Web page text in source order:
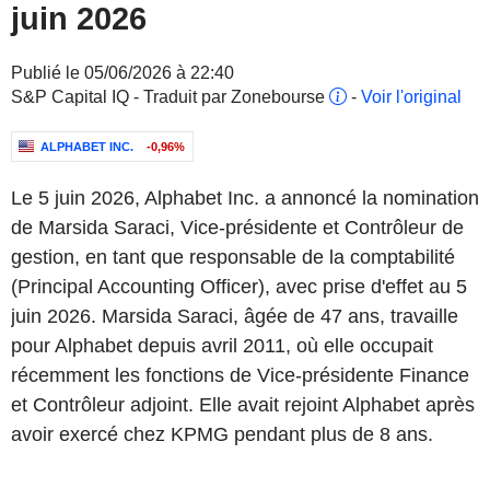
juin 2026
Publié le 05/06/2026 à 22:40
S&P Capital IQ - Traduit par Zonebourse
- Voir l'original
ALPHABET INC. -0,96%
Le 5 juin 2026, Alphabet Inc. a annoncé la nomination
de Marsida Saraci, Vice-présidente et Contrôleur de
gestion, en tant que responsable de la comptabilité
(Principal Accounting Officer), avec prise d'effet au 5
juin 2026. Marsida Saraci, âgée de 47 ans, travaille
pour Alphabet depuis avril 2011, où elle occupait
récemment les fonctions de Vice-présidente Finance
et Contrôleur adjoint. Elle avait rejoint Alphabet après
avoir exercé chez KPMG pendant plus de 8 ans.